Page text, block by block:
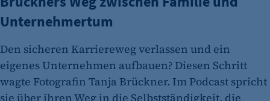
Unternehmertum
Den sicheren Karriereweg verlassen und ein
eigenes Unternehmen aufbauen? Diesen Schritt
wagte Fotografin Tanja Brückner. Im Podcast spricht
sie über ihren Weg in die Selbstständigkeit, die